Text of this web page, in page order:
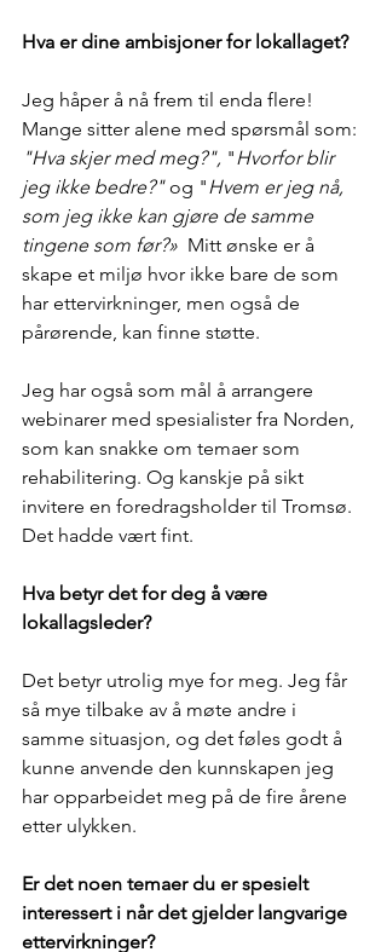
Hva er dine ambisjoner for lokallaget?
Jeg håper å nå frem til enda flere!
Mange sitter alene med spørsmål som:
"Hva skjer med meg?", " Hvorfor blir
jeg ikke bedre?" og " Hvem er jeg nå,
som jeg ikke kan gjøre de samme
tingene som før?» Mitt ønske er å
skape et miljø hvor ikke bare de som
har ettervirkninger, men også de
pårørende, kan finne støtte.
Jeg har også som mål å arrangere
webinarer med spesialister fra Norden,
som kan snakke om temaer som
rehabilitering. Og kanskje på sikt
invitere en foredragsholder til Tromsø.
Det hadde vært fint.
Hva betyr det for deg å være
lokallagsleder?
Det betyr utrolig mye for meg. Jeg får
så mye tilbake av å møte andre i
samme situasjon, og det føles godt å
kunne anvende den kunnskapen jeg
har opparbeidet meg på de fire årene
etter ulykken.
Er det noen temaer du er spesielt
interessert i når det gjelder langvarige
ettervirkninger?